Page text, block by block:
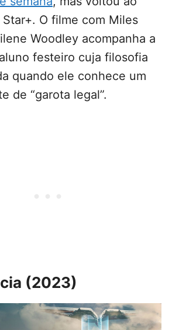
O filme com Miles
Woodley acompanha a
festeiro cuja filosofia
quando ele conhece um
de “garota legal”.
(2023)